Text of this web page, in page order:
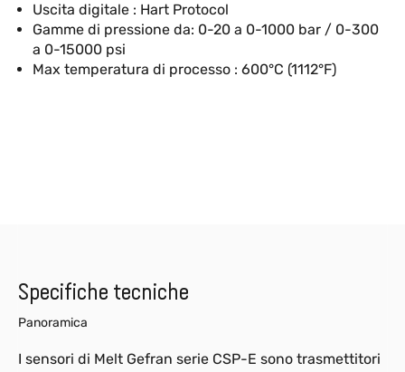
Uscita digitale : Hart Protocol
Gamme di pressione da: 0-20 a 0-1000 bar / 0-300
a 0-15000 psi
Max temperatura di processo : 600°C (1112°F)
Specifiche tecniche
Panoramica
I sensori di Melt Gefran serie CSP-E sono trasmettitori